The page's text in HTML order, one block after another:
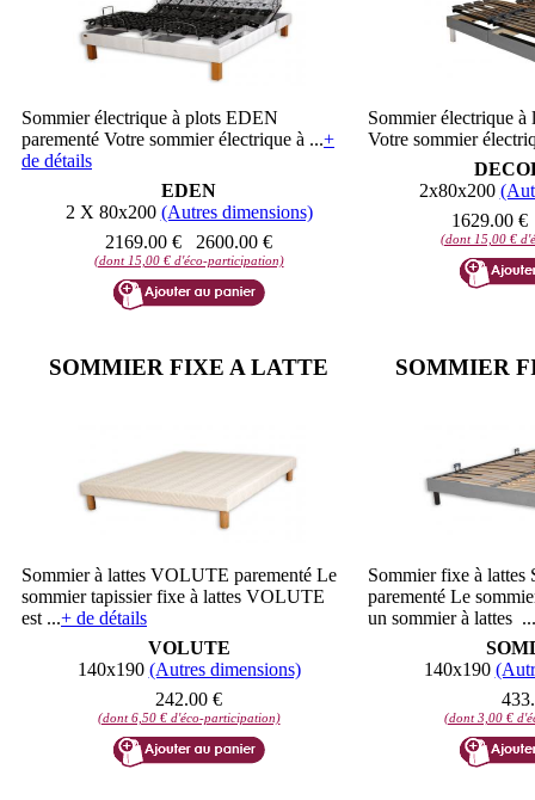
Sommier électrique à plots EDEN
parementé Votre sommier électrique à ...+
de détails
EDEN
2 X 80x200 (Autres dimensions)
2169.00 €
2600.00 €
(dont 15,00 € d'éco-participation)
Sommier électrique
Votre sommier
2x80x200
1629.00 €
(dont 15,00 €
SOMMIER FIXE A LATTE
Sommier à lattes VOLUTE parementé Le
sommier tapissier fixe à lattes VOLUTE
est ...+ de détails
VOLUTE
140x190 (Autres dimensions)
242.00 €
(dont 6,50 € d'éco-participation)
SOMMIER
Sommier fixe à
parementé Le
un sommier à lattes ...
140x190
(dont 3,00 €